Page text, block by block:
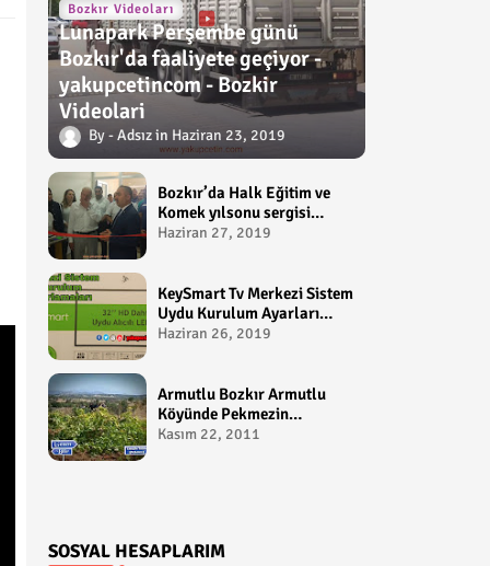
Bozkır Videoları
Lunapark Perşembe günü
Bozkır'da faaliyete geçiyor -
yakupcetincom - Bozkir
Videolari
Adsız Haziran 23, 2019
Bozkır’da Halk Eğitim ve
Komek yılsonu sergisi
gerçekleştirildi-
Haziran 27, 2019
KeySmart Tv Merkezi Sistem
Uydu Kurulum Ayarları
Video anlatım -
Haziran 26, 2019
Armutlu Bozkır Armutlu
Köyünde Pekmezin
Hikayesi:Gezen Bilir Kontv
Kasım 22, 2011
SOSYAL HESAPLARIM